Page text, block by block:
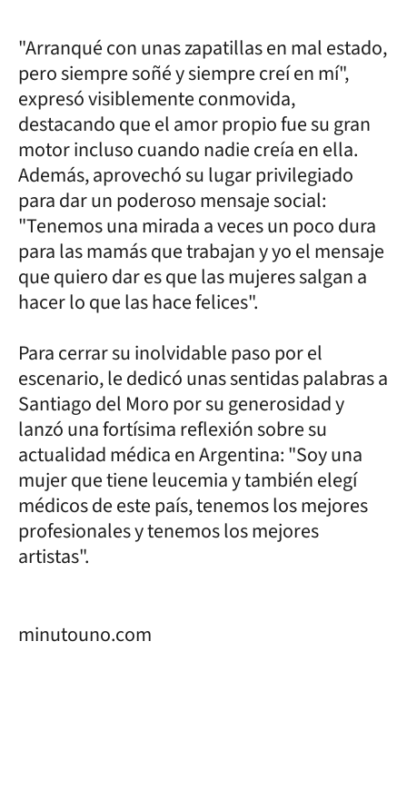
"Arranqué con unas zapatillas en mal estado,
pero siempre soñé y siempre creí en mí",
expresó visiblemente conmovida,
destacando que el amor propio fue su gran
motor incluso cuando nadie creía en ella.
Además, aprovechó su lugar privilegiado
para dar un poderoso mensaje social:
"Tenemos una mirada a veces un poco dura
para las mamás que trabajan y yo el mensaje
que quiero dar es que las mujeres salgan a
hacer lo que las hace felices".
Para cerrar su inolvidable paso por el
escenario, le dedicó unas sentidas palabras a
Santiago del Moro por su generosidad y
lanzó una fortísima reflexión sobre su
actualidad médica en Argentina: "Soy una
mujer que tiene leucemia y también elegí
médicos de este país, tenemos los mejores
profesionales y tenemos los mejores
artistas".
minutouno.com